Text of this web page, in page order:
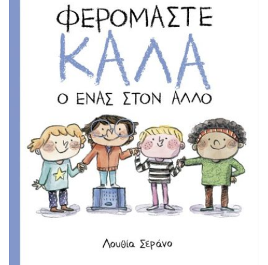
τους: φόβο, ντροπή, στενοχώρια, θυμό. Όλοι κάνουμε
λάθη, μικροί και μεγάλοι, πώς μπορούμε όμως να
βελτιώσουμε τη συμπεριφορά μας και τι να προσέξουμε;